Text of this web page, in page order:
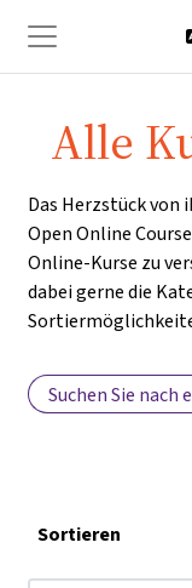
Website-
Alle
Das Herzstück von
Open Online
Online-Kurse zu
dabei gerne die
Sortieren